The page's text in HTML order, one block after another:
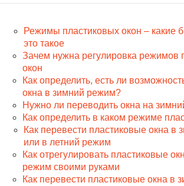
Режимы пластиковых окон – какие
это такое
Зачем нужна регулировка режимов
окон
Как определить, есть ли
окна в зимний режим?
Нужно ли переводить окна на
Как определить в каком режиме
Как перевести пластиковые окна в
или в летний режим
Как отрегулировать пластиковые
режим своими руками
Как перевести пластиковые окна в